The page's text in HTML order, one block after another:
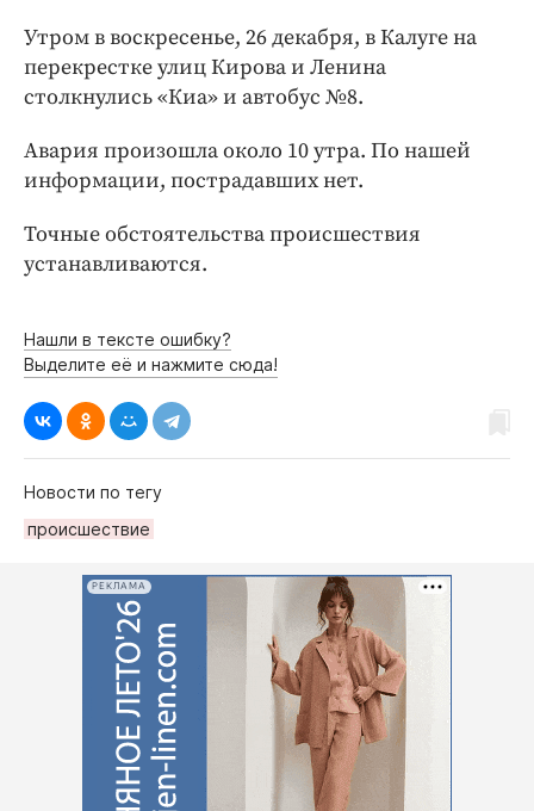
Интересное чтиво
Клиника года
Бренд года
Работодатель года
Утром в воскресенье, 26 декабря, в Калуге на
перекрестке улиц Кирова и Ленина
столкнулись «Киа» и автобус №8.
Авария произошла около 10 утра. По нашей
информации, пострадавших нет.
Точные обстоятельства происшествия
устанавливаются.
Нашли в тексте ошибку?
Выделите её и нажмите сюда!
Новости по тегу
происшествие
РЕКЛАМА